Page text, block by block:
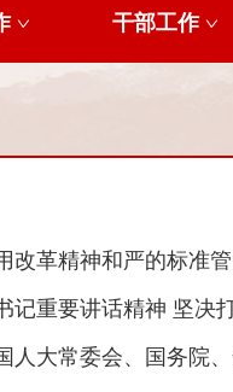
干部工作
严的标准管党治党 为谱
重要讲话精神 坚决打
民法院、最高人民检察院党组工作汇报